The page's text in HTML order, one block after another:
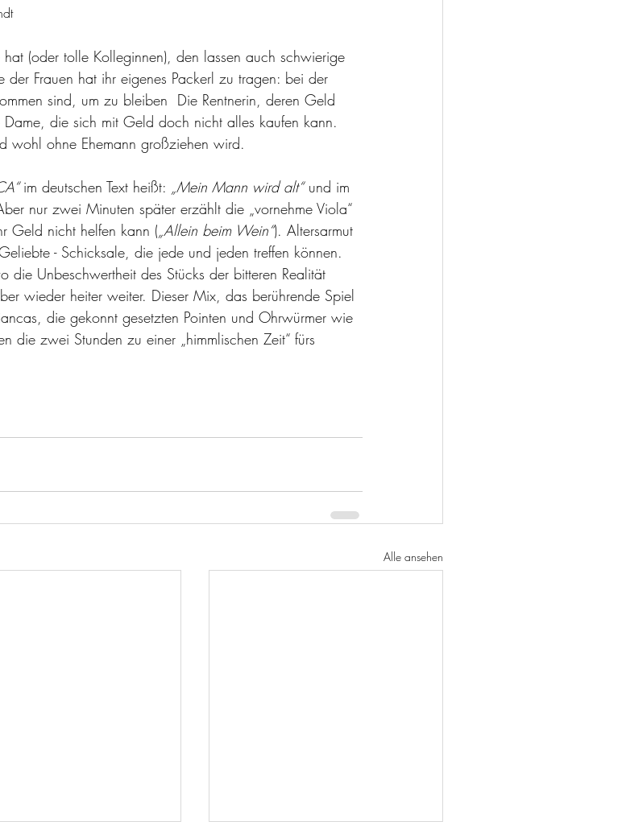
(oder tolle Kolleginnen), den lassen auch schwierige
der Frauen hat ihr eigenes Packerl zu tragen: bei der
sind, um zu bleiben  Die Rentnerin, deren Geld
die sich mit Geld doch nicht alles kaufen kann.
wohl ohne Ehemann großziehen wird.
im deutschen Text heißt: „Mein Mann wird alt“ und im
nur zwei Minuten später erzählt die „vornehme Viola“
Geld nicht helfen kann („Allein beim Wein“). Altersarmut
- Schicksale, die jede und jeden treffen können.
Unbeschwertheit des Stücks der bitteren Realität
wieder heiter weiter. Dieser Mix, das berührende Spiel
die gekonnt gesetzten Pointen und Ohrwürmer wie
die zwei Stunden zu einer „himmlischen Zeit“ fürs
Alle ansehen